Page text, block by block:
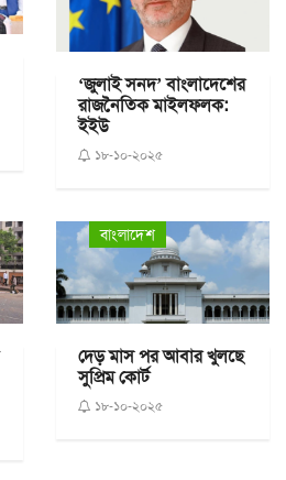
‘জুলাই সনদ’ বাংলাদেশের
রাজনৈতিক মাইলফলক:
ইইউ
১৮-১০-২০২৫
বাংলাদেশ
দেড় মাস পর আবার খুলছে
সুপ্রিম কোর্ট
১৮-১০-২০২৫